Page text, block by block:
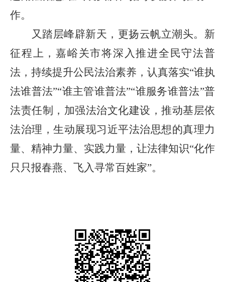
作。
又踏层峰辟新天，更扬云帆立潮头。新
征程上，嘉峪关市将深入推进全民守法普
法，持续提升公民法治素养，认真落实“谁执
法谁普法”“谁主管谁普法”“谁服务谁普法”普
法责任制，加强法治文化建设，推动基层依
法治理，生动展现习近平法治思想的真理力
量、精神力量、实践力量，让法律知识“化作
只只报春燕、飞入寻常百姓家”。